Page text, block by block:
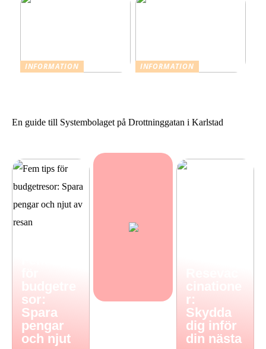
INFORMATION
INFORMATION
En guide till Systembolaget på Drottninggatan i Karlstad
budgetre
sor:
Spara
pengar
och njut
cinatione
r:
Skydda
dig inför
din nästa